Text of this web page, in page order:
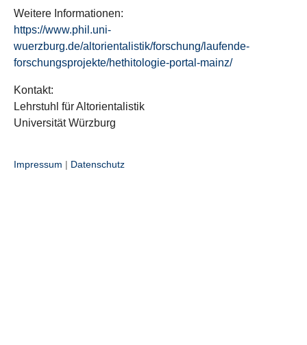
Weitere Informationen:
https://www.phil.uni-
wuerzburg.de/altorientalistik/forschung/laufende-
forschungsprojekte/hethitologie-portal-mainz/
Kontakt:
Lehrstuhl für Altorientalistik
Universität Würzburg
Impressum | Datenschutz